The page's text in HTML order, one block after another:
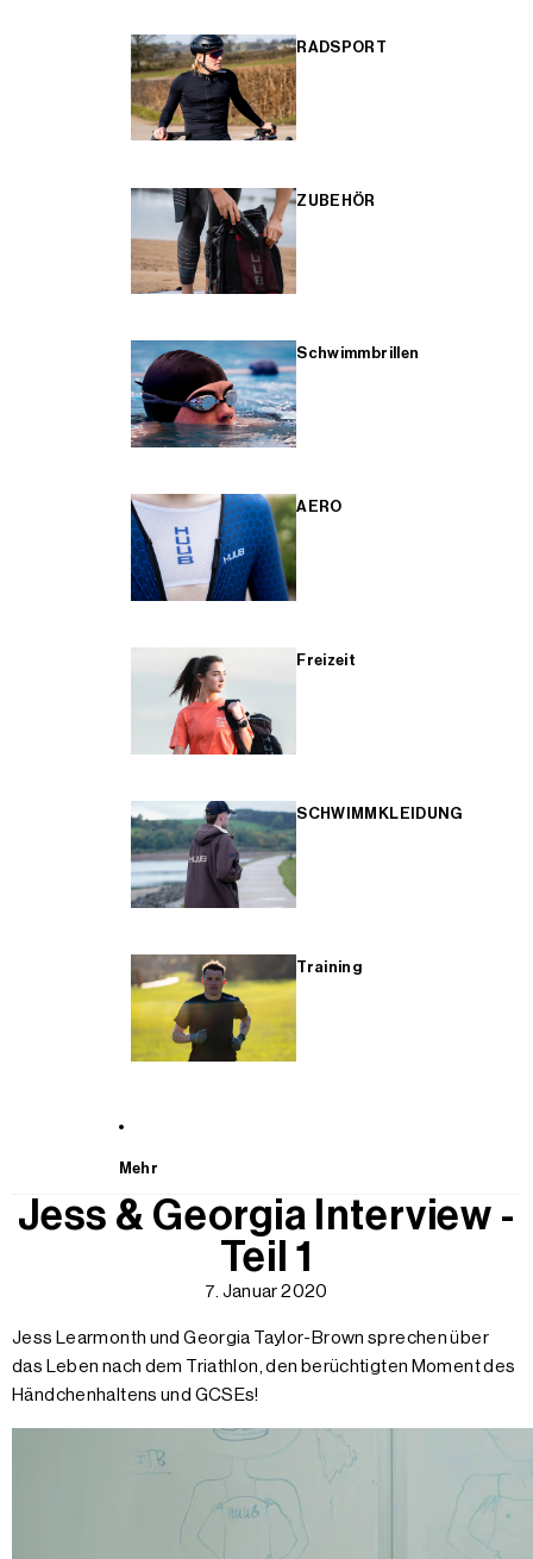
RADSPORT
ZUBEHÖR
Schwimmbrillen
AERO
Freizeit
SCHWIMMKLEIDUNG
Training
Mehr
Jess & Georgia Interview -
Teil 1
7. Januar 2020
Jess Learmonth und Georgia Taylor-Brown sprechen über
das Leben nach dem Triathlon, den berüchtigten Moment des
Händchenhaltens und GCSEs!